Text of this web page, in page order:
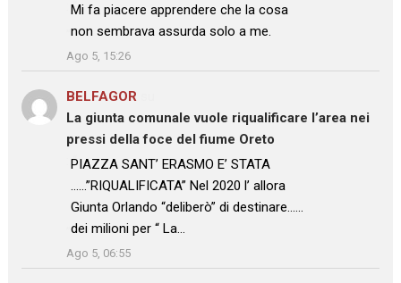
: “Mi fa piacere apprendere che la cosa
non sembrava assurda solo a me.
”
Ago 5, 15:26
BELFAGOR
La giunta comunale vuole riqualificare l’area nei
pressi della foce del fiume Oreto
: “
PIAZZA SANT’ ERASMO E’ STATA
……”RIQUALIFICATA” Nel 2020 l’ allora
Giunta Orlando “deliberò” di destinare……
dei milioni per “ La…
”
Ago 5, 06:55